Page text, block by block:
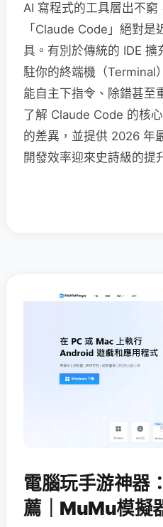
AI 寫程式的工具層出不
「Claude Code」絕對
具。有別於傳統的 IDE
駐你的終端機（Terminal
能自主下指令、除錯甚至
了解 Claude Code 的核
的差異，並提供 2026 年
開發效率迎來史詩級的提
電腦玩手游神器
薦｜MuMu模擬